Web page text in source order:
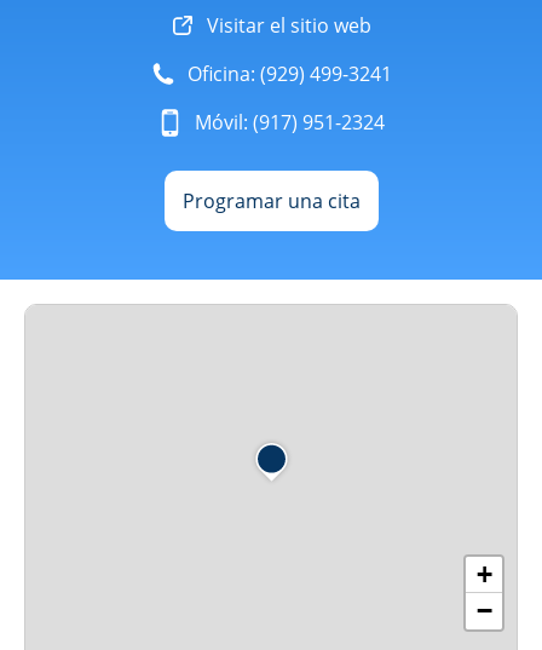
Visitar el sitio web
Oficina: (929) 499-3241
Móvil: (917) 951-2324
Programar una cita
+
−